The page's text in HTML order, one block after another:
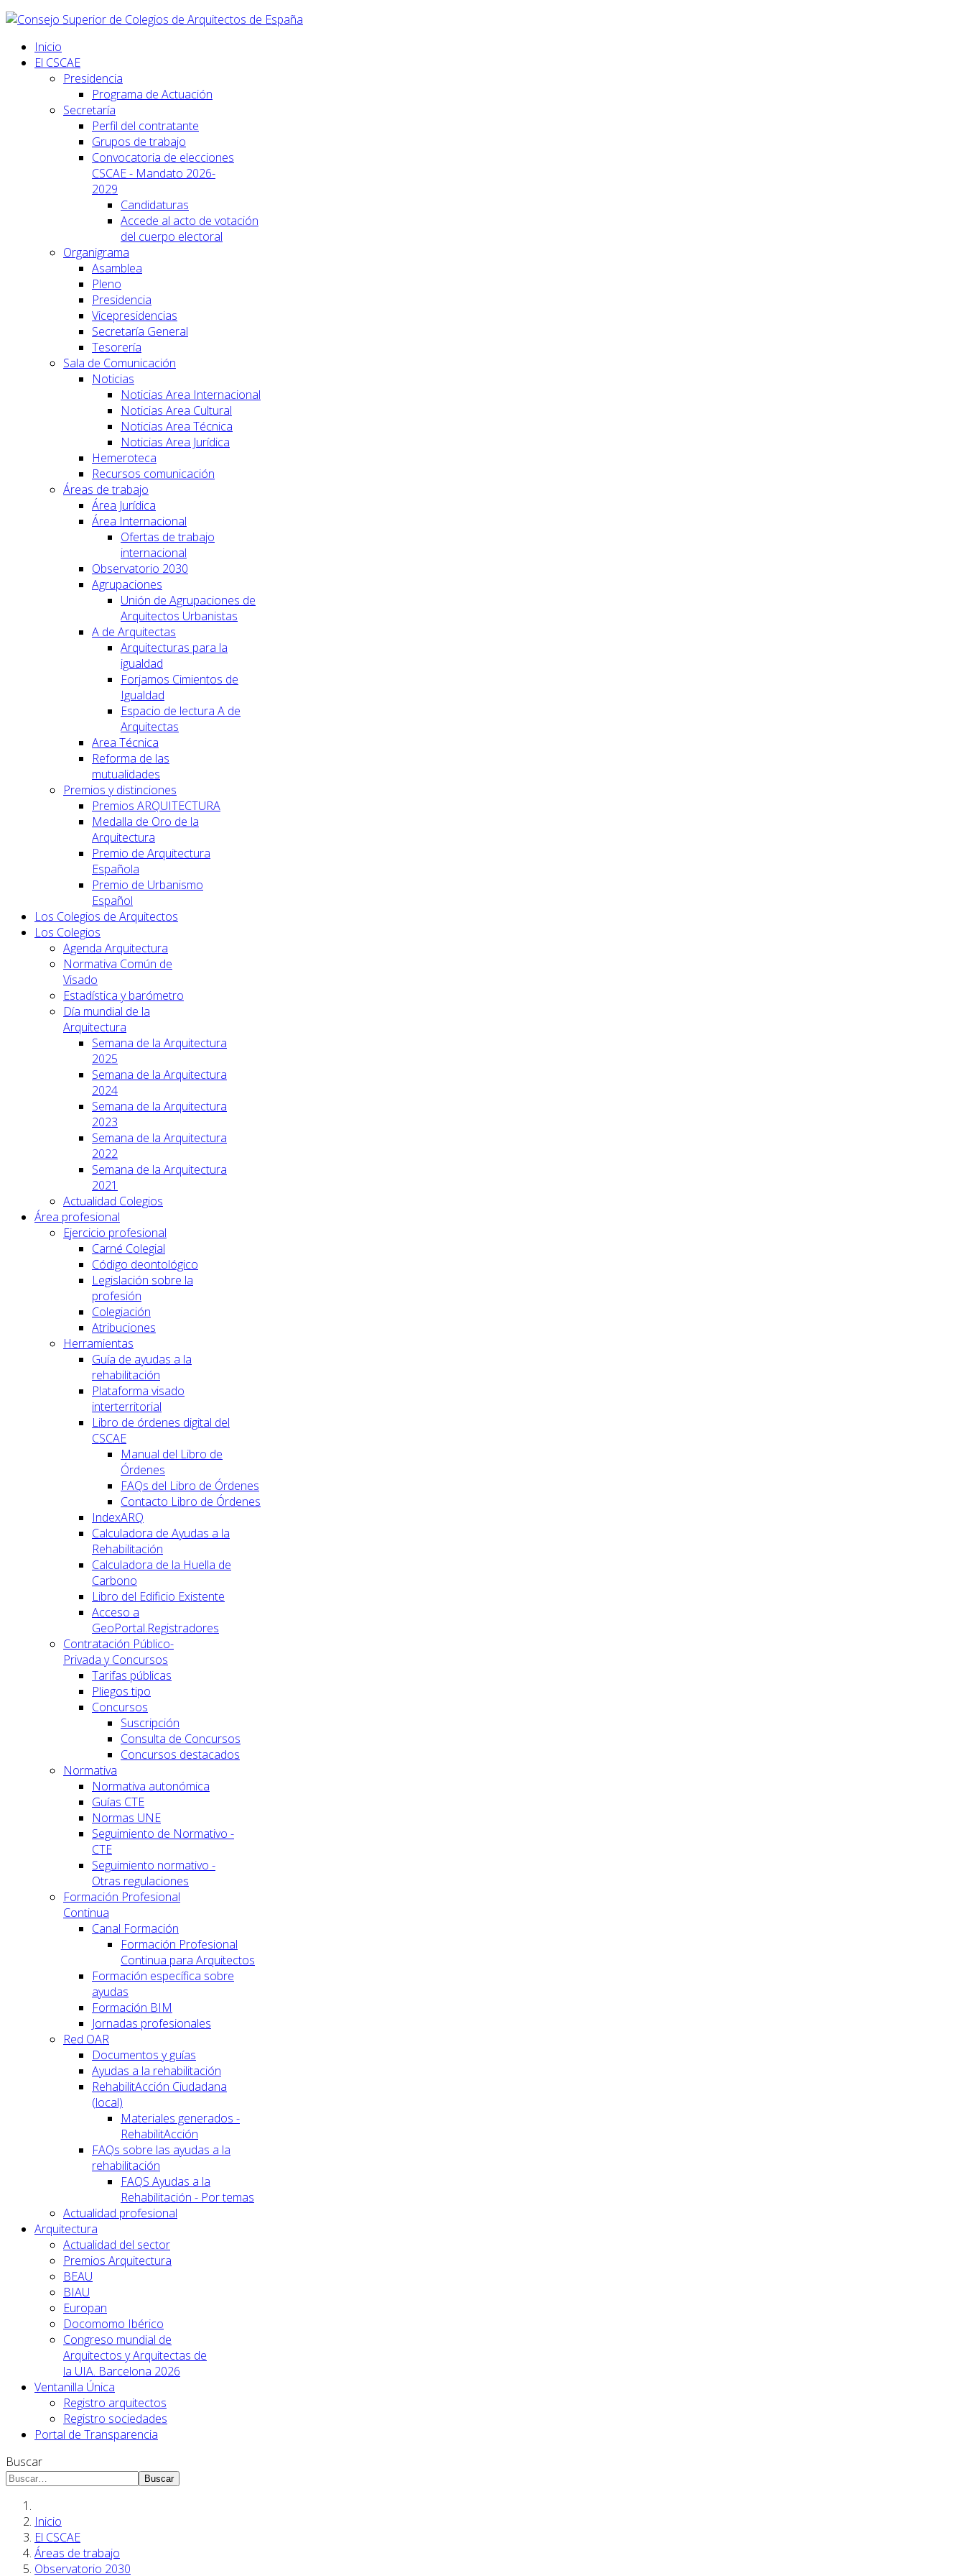
Inicio
El CSCAE
Presidencia
Programa de Actuación
Secretaría
Perfil del contratante
Grupos de trabajo
Convocatoria de elecciones
CSCAE - Mandato 2026-
2029
Candidaturas
Accede al acto de votación
del cuerpo electoral
Organigrama
Asamblea
Pleno
Presidencia
Vicepresidencias
Secretaría General
Tesorería
Sala de Comunicación
Noticias
Noticias Area Internacional
Noticias Area Cultural
Noticias Area Técnica
Noticias Area Jurídica
Hemeroteca
Recursos comunicación
Áreas de trabajo
Área Jurídica
Área Internacional
Ofertas de trabajo
internacional
Observatorio 2030
Agrupaciones
Unión de Agrupaciones de
Arquitectos Urbanistas
A de Arquitectas
Arquitecturas para la
igualdad
Forjamos Cimientos de
Igualdad
Espacio de lectura A de
Arquitectas
Area Técnica
Reforma de las
mutualidades
Premios y distinciones
Premios ARQUITECTURA
Medalla de Oro de la
Arquitectura
Premio de Arquitectura
Española
Premio de Urbanismo
Español
Los Colegios de Arquitectos
Los Colegios
Agenda Arquitectura
Normativa Común de
Visado
Estadística y barómetro
Día mundial de la
Arquitectura
Semana de la Arquitectura
2025
Semana de la Arquitectura
2024
Semana de la Arquitectura
2023
Semana de la Arquitectura
2022
Semana de la Arquitectura
2021
Actualidad Colegios
Área profesional
Ejercicio profesional
Carné Colegial
Código deontológico
Legislación sobre la
profesión
Colegiación
Atribuciones
Herramientas
Guía de ayudas a la
rehabilitación
Plataforma visado
interterritorial
Libro de órdenes digital del
CSCAE
Manual del Libro de
Órdenes
FAQs del Libro de Órdenes
Contacto Libro de Órdenes
IndexARQ
Calculadora de Ayudas a la
Rehabilitación
Calculadora de la Huella de
Carbono
Libro del Edificio Existente
Acceso a
GeoPortal.Registradores
Contratación Público-
Privada y Concursos
Tarifas públicas
Pliegos tipo
Concursos
Suscripción
Consulta de Concursos
Concursos destacados
Normativa
Normativa autonómica
Guías CTE
Normas UNE
Seguimiento de Normativo -
CTE
Seguimiento normativo -
Otras regulaciones
Formación Profesional
Continua
Canal Formación
Formación Profesional
Continua para Arquitectos
Formación específica sobre
ayudas
Formación BIM
Jornadas profesionales
Red OAR
Documentos y guías
Ayudas a la rehabilitación
RehabilitAcción Ciudadana
(local)
Materiales generados -
RehabilitAcción
FAQs sobre las ayudas a la
rehabilitación
FAQS Ayudas a la
Rehabilitación - Por temas
Actualidad profesional
Arquitectura
Actualidad del sector
Premios Arquitectura
BEAU
BIAU
Europan
Docomomo Ibérico
Congreso mundial de
Arquitectos y Arquitectas de
la UIA. Barcelona 2026
Ventanilla Única
Registro arquitectos
Registro sociedades
Portal de Transparencia
Buscar
Buscar
Inicio
El CSCAE
Áreas de trabajo
Observatorio 2030